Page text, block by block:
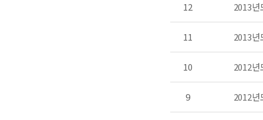
12 2013년
11 2013년
10 2012년
9 2012년